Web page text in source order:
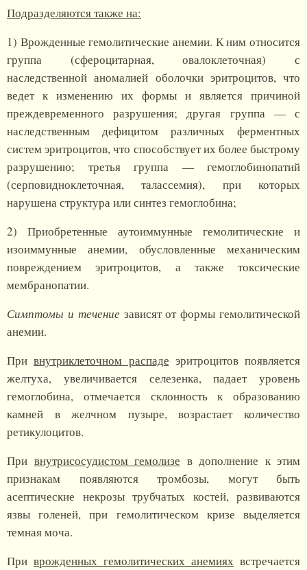
Подразделяются также на:
1) Врожденные гемолитические анемии. К ним относится
группа (сфероцитарная, овалоклеточная) с
наследственной аномалией оболочки эритроцитов, что
ведет к изменению их формы и является причиной
преждевременного разрушения; другая группа — с
наследственным дефицитом различных ферментных
систем эритроцитов, что способствует их более быстрому
разрушению; третья группа — гемоглобинопатий
(серповидноклеточная, талассемия), при которых
нарушена структура или синтез гемоглобина;
2) Приобретенные аутоиммунные гемолитические и
изоиммунные анемии, обусловленные механическим
повреждением эритроцитов, а также токсические
мембранопатии.
Симптомы и течение зависят от формы гемолитической
анемии.
Привнутриклеточном распаде эритроцитов появляется
желтуха, увеличивается селезенка, падает уровень
гемоглобина, отмечается склонность к образованию
камней в желчном пузыре, возрастает количество
ретикулоцитов.
При внутрисосудистом гемолизе в дополнение к этим
признакам появляются тромбозы, могут быть
асептические некрозы трубчатых костей, развиваются
язвы голеней, при гемолитическом кризе выделяется
темная моча.
При врожденных гемолитических анемиях встречается